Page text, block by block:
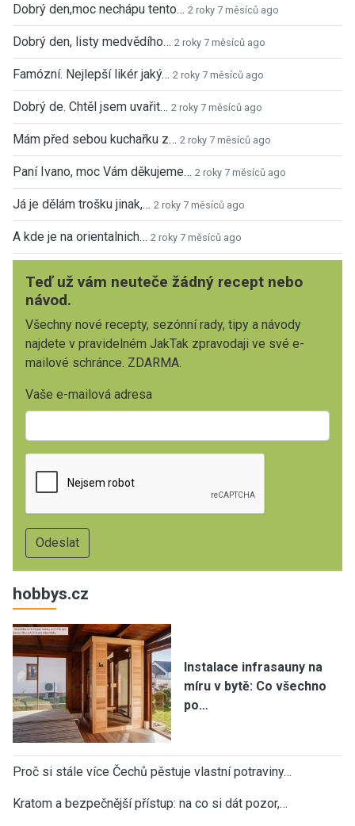
Dobrý den,moc nechápu tento… 2 roky 7 měsíců ago
Dobrý den, listy medvědího… 2 roky 7 měsíců ago
Famózní. Nejlepší likér jaký… 2 roky 7 měsíců ago
Dobrý de. Chtěl jsem uvařit… 2 roky 7 měsíců ago
Mám před sebou kuchařku z… 2 roky 7 měsíců ago
Paní Ivano, moc Vám děkujeme… 2 roky 7 měsíců ago
Já je dělám trošku jinak,… 2 roky 7 měsíců ago
A kde je na orientalnich… 2 roky 7 měsíců ago
Teď už vám neuteče žádný recept nebo
návod.
Všechny nové recepty, sezónní rady, tipy a návody
najdete v pravidelném JakTak zpravodaji ve své e-
mailové schránce. ZDARMA.
Vaše e-mailová adresa
hobbys.cz
Instalace infrasauny na
míru v bytě: Co všechno
po…
Proč si stále více Čechů pěstuje vlastní potraviny…
Kratom a bezpečnější přístup: na co si dát pozor,…